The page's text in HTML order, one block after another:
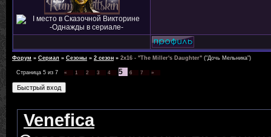
Форум » Сериал » Сезоны » 2 сезон » 2х16 - "The Miller's Daughter" ("Дочь Мельника")
Страница 5 из 7 « 1 2 3 4 5 6 7 »